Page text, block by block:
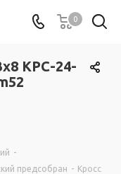
0
КРС-24-
-
предсобран - Кросс